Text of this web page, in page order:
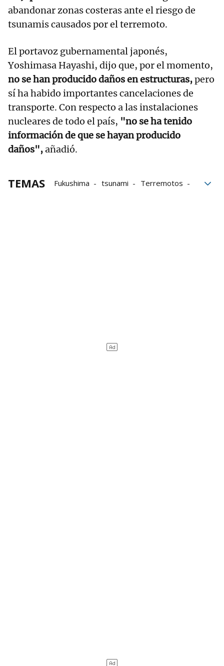
abandonar zonas costeras ante el riesgo de
tsunamis causados por el terremoto.
El portavoz gubernamental japonés,
Yoshimasa Hayashi, dijo que, por el momento,
no se han producido daños en estructuras,pero
sí ha habido importantes cancelaciones de
transporte. Con respecto a las instalaciones
nucleares de todo el país, "no se ha tenido
información de que se hayan producido
daños",añadió.
TEMAS Fukushima tsunami
Terremotos